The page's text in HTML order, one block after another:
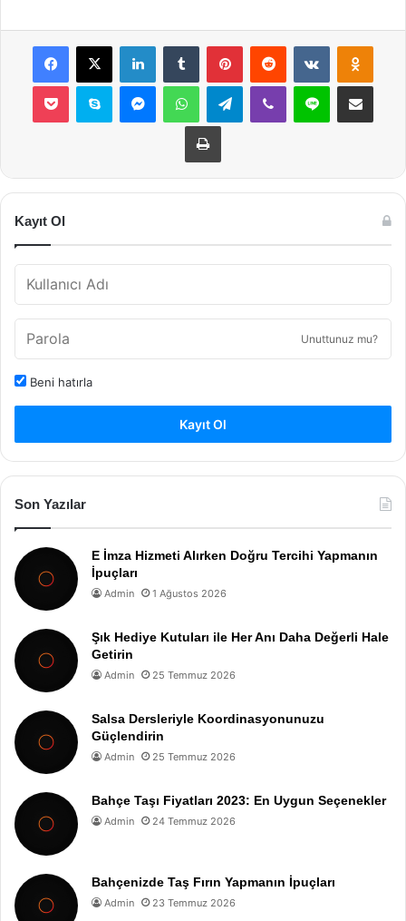
Facebook
X LinkedInTumblr PinterestReddit VKontakte
Pocket Skype MessengerWhatsAppTelegramViber Line E-Posta ile
Yazdır
Kayıt Ol
Unuttunuz mu?
Beni hatırla
Kayıt Ol
Son Yazılar
E İmza Hizmeti Alırken Doğru Tercihi Yapmanın
İpuçları
Admin 1 Ağustos 2026
Şık Hediye Kutuları ile Her Anı Daha Değerli Hale
Getirin
Admin 25 Temmuz 2026
Salsa Dersleriyle Koordinasyonunuzu
Güçlendirin
Admin 25 Temmuz 2026
Bahçe Taşı Fiyatları 2023: En Uygun Seçenekler
Admin 24 Temmuz 2026
Bahçenizde Taş Fırın Yapmanın İpuçları
Admin 23 Temmuz 2026